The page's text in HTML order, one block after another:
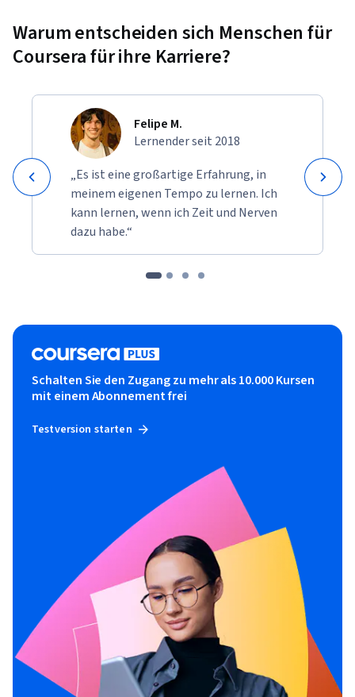
Warum entscheiden sich Menschen für
Coursera für ihre Karriere?
Felipe M.
Lernender seit 2018
„Es ist eine großartige Erfahrung, in
meinem eigenen Tempo zu lernen. Ich
kann lernen, wenn ich Zeit und Nerven
dazu habe.“
Schalten Sie den Zugang zu mehr als 10.000 Kursen
mit einem Abonnement frei
Testversion starten